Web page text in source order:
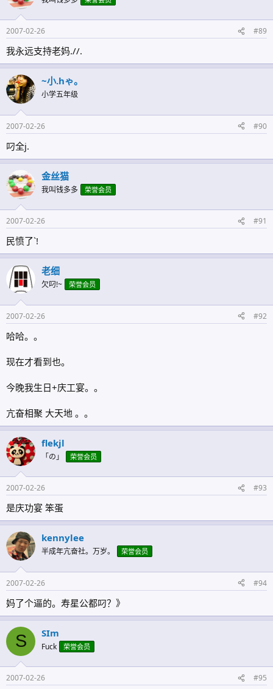
2007-02-26 #89
我永远支持老妈.//.
~小.hゃ。
小学五年级
2007-02-26 #90
叼全j.
金丝猫
我叫钱多多 荣誉会员
2007-02-26 #91
民愤了`!
老细
欠叼!~ 荣誉会员
2007-02-26 #92
哈哈。。
现在才看到也。
今晚我生日+庆工宴。。
亢奋相聚 大天地 。。
flekjl
「の」 荣誉会员
2007-02-26 #93
是庆功宴 笨蛋
kennylee
半成年亢奋社。万岁。 荣誉会员
2007-02-26 #94
妈了个逼的。寿星公都叼？》
S SIm
Fuck 荣誉会员
2007-02-26 #95